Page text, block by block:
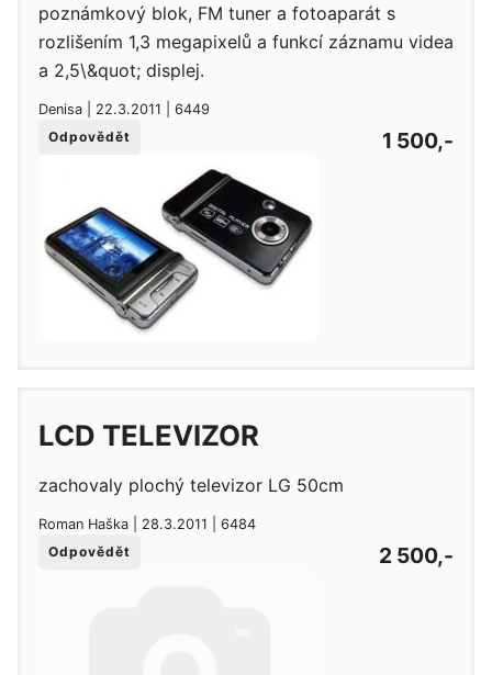
poznámkový blok, FM tuner a fotoaparát s
rozlišením 1,3 megapixelů a funkcí záznamu videa
a 2,5\&quot; displej.
Denisa | 22.3.2011 | 6449
Odpovědět
1 500,-
LCD TELEVIZOR
zachovaly plochý televizor LG 50cm
Roman Haška | 28.3.2011 | 6484
Odpovědět
2 500,-